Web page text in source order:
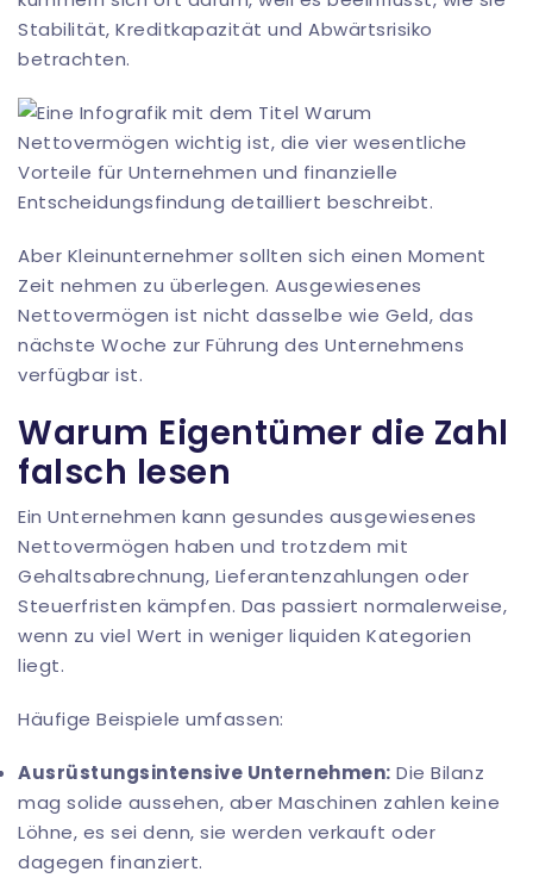
Stabilität, Kreditkapazität und Abwärtsrisiko
betrachten.
Aber Kleinunternehmer sollten sich einen Moment
Zeit nehmen zu überlegen. Ausgewiesenes
Nettovermögen ist nicht dasselbe wie Geld, das
nächste Woche zur Führung des Unternehmens
verfügbar ist.
Warum Eigentümer die Zahl
falsch lesen
Ein Unternehmen kann gesundes ausgewiesenes
Nettovermögen haben und trotzdem mit
Gehaltsabrechnung, Lieferantenzahlungen oder
Steuerfristen kämpfen. Das passiert normalerweise,
wenn zu viel Wert in weniger liquiden Kategorien
liegt.
Häufige Beispiele umfassen:
Ausrüstungsintensive Unternehmen: Die Bilanz
mag solide aussehen, aber Maschinen zahlen keine
Löhne, es sei denn, sie werden verkauft oder
dagegen finanziert.